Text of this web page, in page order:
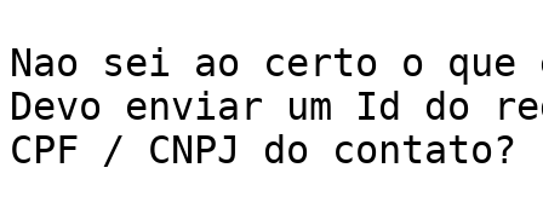
Nao sei ao certo o
Devo enviar um Id do
CPF / CNPJ do contato?